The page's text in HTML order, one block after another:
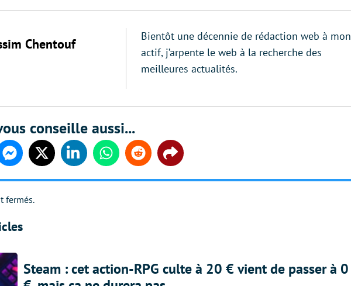
Chentouf
Bientôt une décennie de rédaction web à mon
actif, j’arpente le web à la recherche des
meilleures actualités.
conseille aussi...
MessengerTwitter LinkedinWhatsappReddit Share
fermés.
Steam : cet action-RPG culte à 20 € vient de passer à 0